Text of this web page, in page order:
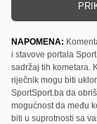
NAPOMENA:
i stavove portala
sadržaj tih kometara.
riječnik mogu biti
SportSport.ba da
mogućnost da među
biti u suprotnosti sa